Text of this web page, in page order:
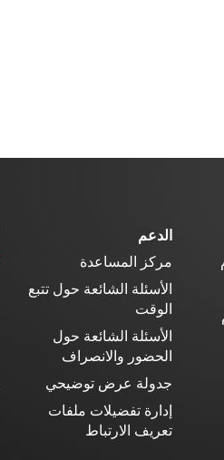
الدعم
مركز المساعدة
الأسئلة الشائعة حول تتبع
الوقت
الأسئلة الشائعة حول
الحضور والانصراف
جدولة عرض توضيحي
إدارة تفضيلات ملفات
تعريف الارتباط